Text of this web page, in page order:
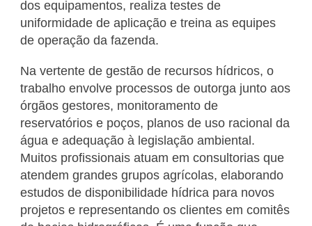
dos equipamentos, realiza testes de
uniformidade de aplicação e treina as equipes
de operação da fazenda.
Na vertente de gestão de recursos hídricos, o
trabalho envolve processos de outorga junto aos
órgãos gestores, monitoramento de
reservatórios e poços, planos de uso racional da
água e adequação à legislação ambiental.
Muitos profissionais atuam em consultorias que
atendem grandes grupos agrícolas, elaborando
estudos de disponibilidade hídrica para novos
projetos e representando os clientes em comitês